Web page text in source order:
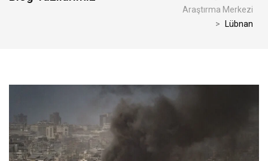
Araştırma Merkezi
>
Lübnan